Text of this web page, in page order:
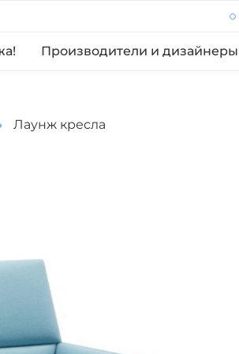
Производители и дизайнеры
Лаунж кресла